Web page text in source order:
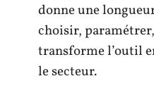
donne une
choisir,
transforme l’outil
le secteur.